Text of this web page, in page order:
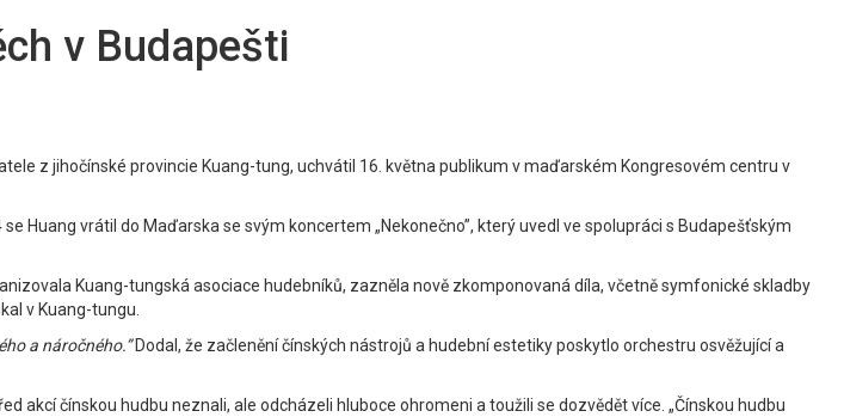
v Budapešti
z jihočínské provincie Kuang-tung, uchvátil 16. května publikum v maďarském Kongresovém centru v
Huang vrátil do Maďarska se svým koncertem „Nekonečno”, který uvedl ve spolupráci s Budapešťským
Kuang-tungská asociace hudebníků, zazněla nově zkomponovaná díla, včetně symfonické skladby
v Kuang-tungu.
a náročného.”Dodal, že začlenění čínských nástrojů a hudební estetiky poskytlo orchestru osvěžující a
akcí čínskou hudbu neznali, ale odcházeli hluboce ohromeni a toužili se dozvědět více. „Čínskou hudbu